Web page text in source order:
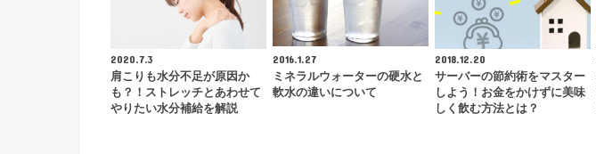
2020.7.3
肩こりも水分不足が原因か
も？！ストレッチとあわせて
やりたい水分補給を解説
2016.1.27
ミネラルウォーターの硬水と
軟水の違いについて
2018.12.20
サーバーの節約術をマスター
しよう！お金をかけずに美味
しく飲む方法とは？